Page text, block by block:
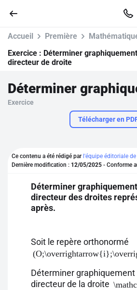
Parcourir
Se connecter
S'inscrire
Accueil Première
Exercice : Déterminer
directeur de droite
Exercice
Télécharger en
Ce contenu a été rédigé par l'équipe éditoriale
Dernière modification : 12/05/2025 - Conforme
Déterminer
directeur des droites
après.
Soit le repère orthonormé
Déterminer
directeur de la droite